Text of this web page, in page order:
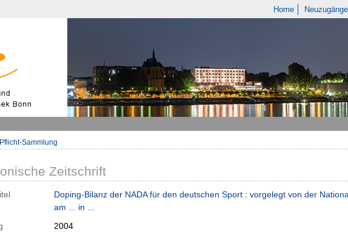
Home Neuzugänge
Sammlung
Zeitschrift
Doping-Bilanz der NADA für den deutschen Sport : vorgelegt von der
am ... in ...
2004